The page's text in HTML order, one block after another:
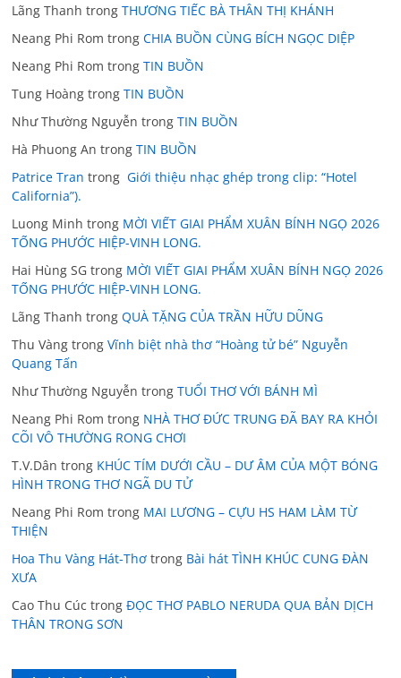
Lãng Thanh trongTHƯƠNG TIẾC BÀ THÂN THỊ KHÁNH
Neang Phi Rom trongCHIA BUỒN CÙNG BÍCH NGỌC DIỆP
Neang Phi Rom trongTIN BUỒN
Tung Hoàng trongTIN BUỒN
Như Thường Nguyễn trongTIN BUỒN
Hà Phuong An trongTIN BUỒN
Patrice Tran trong Giới thiệu nhạc ghép trong clip: “Hotel
California”).
Luong Minh trong MỜI VIẾT GIAI PHẨM XUÂN BÍNH NGỌ 2026
TỐNG PHƯỚC HIỆP-VINH LONG.
Hai Hùng SG trong MỜI VIẾT GIAI PHẨM XUÂN BÍNH NGỌ 2026
TỐNG PHƯỚC HIỆP-VINH LONG.
Lãng Thanh trongQUÀ TẶNG CỦA TRẦN HỮU DŨNG
Thu Vàng trongVĩnh biệt nhà thơ “Hoàng tử bé” Nguyễn
Quang Tấn
Như Thường Nguyễn trongTUỔI THƠ VỚI BÁNH MÌ
Neang Phi Rom trong NHÀ THƠ ĐỨC TRUNG ĐÃ BAY RA KHỎI
CÕI VÔ THƯỜNG RONG CHƠI
T.V.Dân trong KHÚC TÍM DƯỚI CẦU – DƯ ÂM CỦA MỘT BÓNG
HÌNH TRONG THƠ NGÃ DU TỬ
Neang Phi Rom trong MAI LƯƠNG – CỰU HS HAM LÀM TỪ
THIỆN
Hoa Thu Vàng Hát-Thơ trong Bài hát TÌNH KHÚC CUNG ĐÀN
XƯA
Cao Thu Cúc trongĐỌC THƠ PABLO NERUDA QUA BẢN DỊCH
THÂN TRONG SƠN